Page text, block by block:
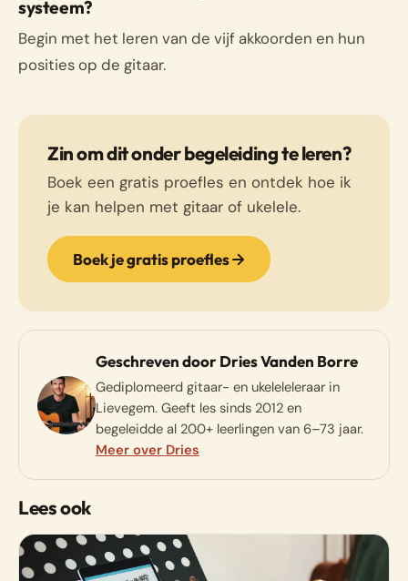
systeem?
Begin met het leren van de vijf akkoorden en hun
posities op de gitaar.
Zin om dit onder begeleiding te leren?
Boek een gratis proefles en ontdek hoe ik
je kan helpen met gitaar of ukelele.
Boek je gratis proefles
Geschreven door Dries Vanden Borre
Gediplomeerd gitaar- en ukeleleleraar in
Lievegem. Geeft les sinds 2012 en
begeleidde al 200+ leerlingen van 6–73 jaar.
Meer over Dries
Lees ook